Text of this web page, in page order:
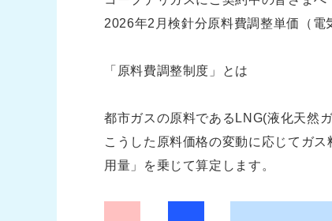
2026年2月検針分原料費調整単価（
「原料費調整制度」とは
都市ガスの原料であるLNG(液化天然
こうした原料価格の変動に応じてガ
用量」を乗じて算定します。